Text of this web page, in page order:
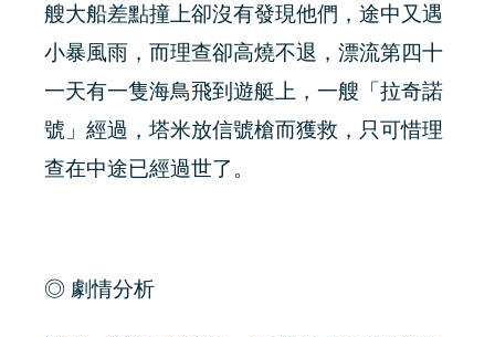
艘大船差點撞上卻沒有發現他們，途中又遇
小暴風雨，而理查卻高燒不退，漂流第四十
一天有一隻海鳥飛到遊艇上，一艘「拉奇諾
號」經過，塔米放信號槍而獲救，只可惜理
查在中途已經過世了。
◎ 劇情分析